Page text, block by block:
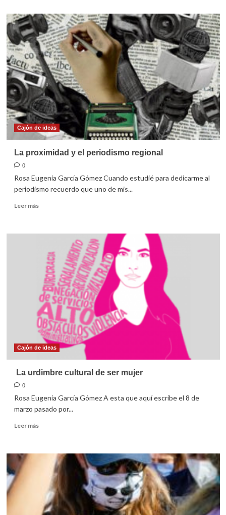
La
época
de
la
resiliencia
Cajón de ideas
La proximidad y el periodismo regional
0
Rosa Eugenia García Gómez Cuando estudié para dedicarme al
periodismo recuerdo que uno de mis...
Leer másLeer
La
periodismo
regional
Cajón de ideas
La urdimbre cultural de ser mujer
0
Rosa Eugenia García Gómez A esta que aquí escribe el 8 de
marzo pasado por...
Leer másLeer
La
urdimbre
cultural
mujer